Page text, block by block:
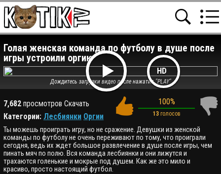
Голая женская команда по футболу в душе после
игры устроили оргию
HD
Дождитесь загрузки видео после нажатия "PLAY"
7,682 просмотров Скачать 100%
13голосов
Категории: Лесбиянки Оргии
Ты можешь проиграть игру, но не сражение. Девушки из женской
команды по футболу не очень переживают по тому, что проиграли
сегодня, ведь их ждет большое развлечение в душе после игры, чем
пинать мяч по полю. Вся команда лесбиянки и они лижутся и
трахаются голенькие и мокрые под душем. Как же это мило и
красиво, просто настоящий футбол.